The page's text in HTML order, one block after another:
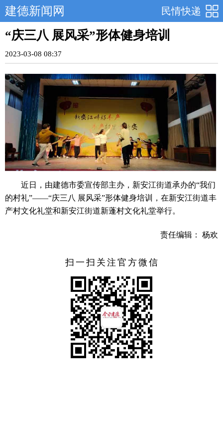
民情快递
建德新闻网
“庆三八 展风采”形体健身培训
2023-03-08 08:37
近日，由建德市委宣传部主办，新安江街道承办的“我们
的村礼”——“庆三八 展风采”形体健身培训，在新安江街道丰
产村文化礼堂和新安江街道新蓬村文化礼堂举行。
责任编辑： 杨欢
扫一扫关注官方微信